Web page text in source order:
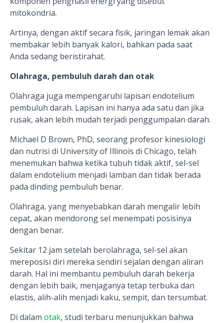
mitokondria.
Artinya, dengan aktif secara fisik, jaringan lemak akan
membakar lebih banyak kalori, bahkan pada saat
Anda sedang beristirahat.
Olahraga, pembuluh darah dan otak
Olahraga juga mempengaruhi lapisan endotelium
pembuluh darah. Lapisan ini hanya ada satu dan jika
rusak, akan lebih mudah terjadi penggumpalan darah.
Michael D Brown, PhD, seorang profesor kinesiologi
dan nutrisi di University of Illinois di Chicago, telah
menemukan bahwa ketika tubuh tidak aktif, sel-sel
dalam endotelium menjadi lamban dan tidak berada
pada dinding pembuluh benar.
Olahraga, yang menyebabkan darah mengalir lebih
cepat, akan mendorong sel menempati posisinya
dengan benar.
Sekitar 12 jam setelah berolahraga, sel-sel akan
mereposisi diri mereka sendiri sejalan dengan aliran
darah. Hal ini membantu pembuluh darah bekerja
dengan lebih baik, menjaganya tetap terbuka dan
elastis, alih-alih menjadi kaku, sempit, dan tersumbat.
Di dalam otak, studi terbaru menunjukkan bahwa